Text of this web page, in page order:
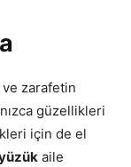
ve zarafetin
güzellikleri
için de el
aile